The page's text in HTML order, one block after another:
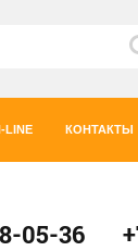
КОНТАКТЫ
05-36